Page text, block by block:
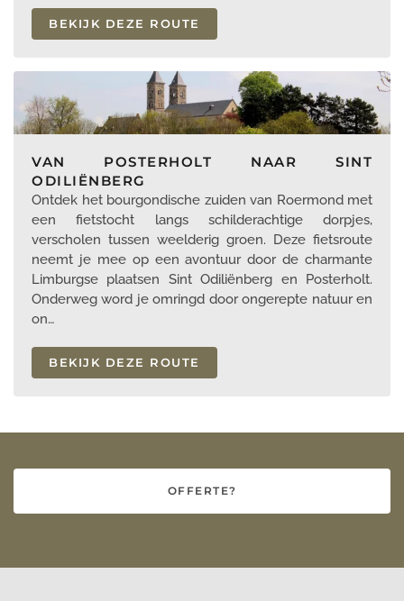
BEKIJK DEZE ROUTE
VAN POSTERHOLT NAAR SINT
ODILIËNBERG
Ontdek het bourgondische zuiden van Roermond met
een fietstocht langs schilderachtige dorpjes,
verscholen tussen weelderig groen. Deze fietsroute
neemt je mee op een avontuur door de charmante
Limburgse plaatsen Sint Odiliënberg en Posterholt.
Onderweg word je omringd door ongerepte natuur en
on…
BEKIJK DEZE ROUTE
OFFERTE?